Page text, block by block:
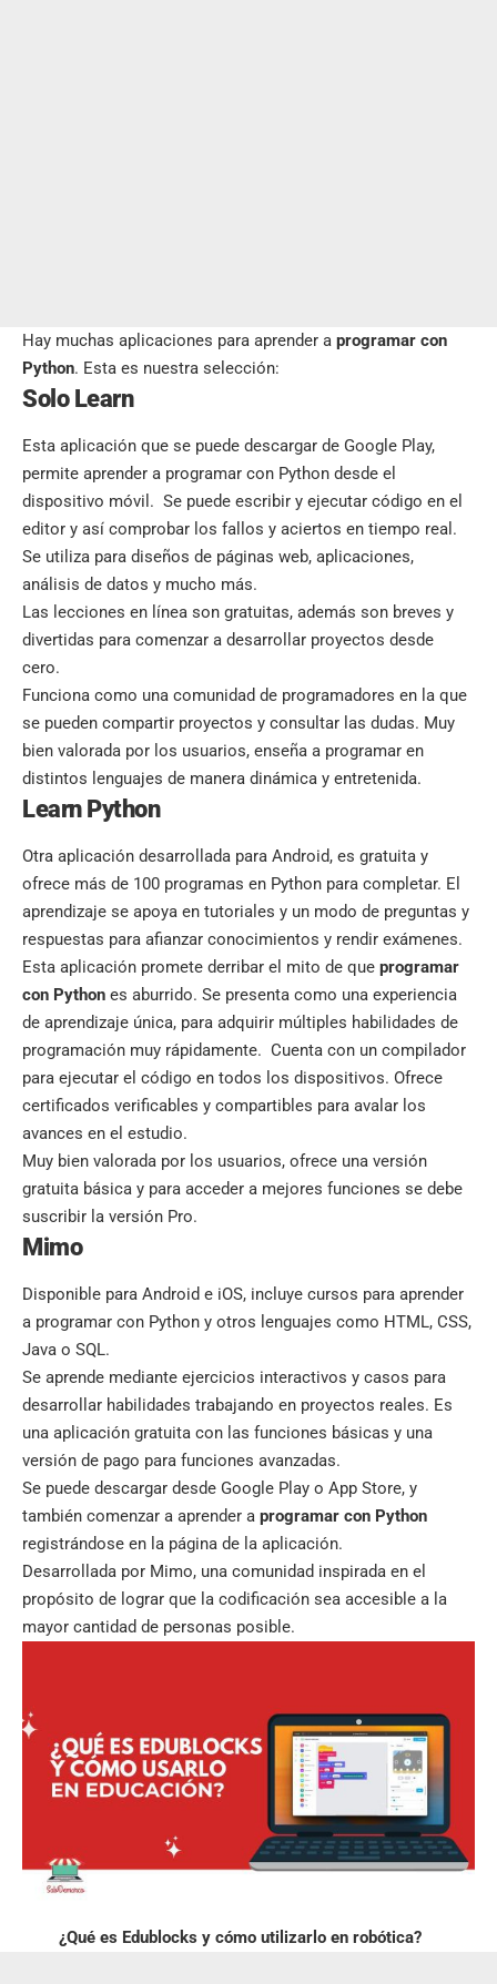
Hay muchas aplicaciones para aprender a programar con
Python. Esta es nuestra selección:
Solo Learn
Esta aplicación que se puede descargar de Google Play,
permite aprender a programar con Python desde el
dispositivo móvil. Se puede escribir y ejecutar código en el
editor y así comprobar los fallos y aciertos en tiempo real.
Se utiliza para diseños de páginas web, aplicaciones,
análisis de datos y mucho más.
Las lecciones en línea son gratuitas, además son breves y
divertidas para comenzar a desarrollar proyectos desde
cero.
Funciona como una comunidad de programadores en la que
se pueden compartir proyectos y consultar las dudas. Muy
bien valorada por los usuarios, enseña a programar en
distintos lenguajes de manera dinámica y entretenida.
Learn Python
Otra aplicación desarrollada para Android, es gratuita y
ofrece más de 100 programas en Python para completar. El
aprendizaje se apoya en tutoriales y un modo de preguntas y
respuestas para afianzar conocimientos y rendir exámenes.
Esta aplicación promete derribar el mito de que programar
con Python es aburrido. Se presenta como una experiencia
de aprendizaje única, para adquirir múltiples habilidades de
programación muy rápidamente. Cuenta con un compilador
para ejecutar el código en todos los dispositivos. Ofrece
certificados verificables y compartibles para avalar los
avances en el estudio.
Muy bien valorada por los usuarios, ofrece una versión
gratuita básica y para acceder a mejores funciones se debe
suscribir la versión Pro.
Mimo
Disponible para Android e iOS, incluye cursos para aprender
a programar con Python y otros lenguajes como HTML, CSS,
Java o SQL.
Se aprende mediante ejercicios interactivos y casos para
desarrollar habilidades trabajando en proyectos reales. Es
una aplicación gratuita con las funciones básicas y una
versión de pago para funciones avanzadas.
Se puede descargar desde Google Play o App Store, y
también comenzar a aprender a programar con Python
registrándose en la página de la aplicación.
Desarrollada por Mimo, una comunidad inspirada en el
propósito de lograr que la codificación sea accesible a la
mayor cantidad de personas posible.
¿Qué es Edublocks y cómo utilizarlo en robótica?